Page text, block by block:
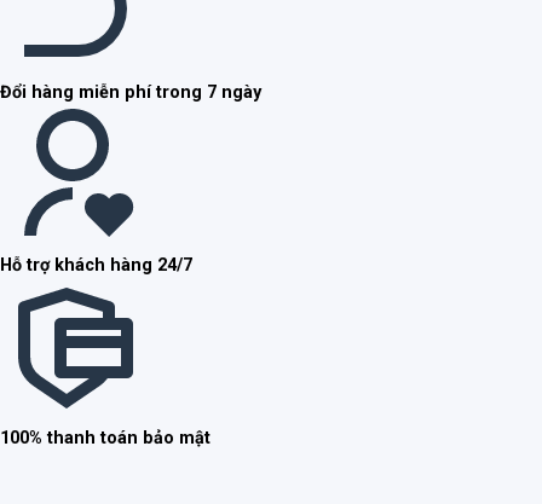
Đổi hàng miễn phí trong 7 ngày
Hỗ trợ khách hàng 24/7
100% thanh toán bảo mật